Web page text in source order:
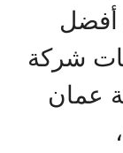
أفضل
شركة
عمان